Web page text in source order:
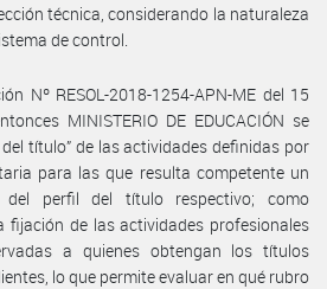
técnica, considerando la naturaleza
de control.
Nº RESOL-2018-1254-APN-ME del 15
MINISTERIO DE EDUCACIÓN se
título” de las actividades definidas por
para las que resulta competente un
del perfil del título respectivo; como
fijación de las actividades profesionales
a quienes obtengan los títulos
lo que permite evaluar en qué rubro